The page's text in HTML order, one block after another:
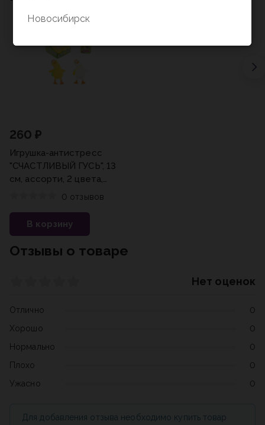
260 ₽
Игрушка-антистресс
"СЧАСТЛИВЫЙ ГУСЬ", 13
см, ассорти, 2 цвета,
JOLLY JOT (ДЖОЛЛИ
0 отзывов
В корзину
Отзывы о товаре
Нет оценок
Отлично
0
Хорошо
0
Нормально
0
Плохо
0
Ужасно
0
Для добавления отзыва необходимо купить товар
Новосибирск